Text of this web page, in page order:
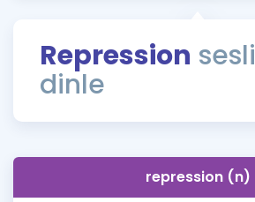
Rehberlik Aracı
ÖSYM Sınav Takvimi
Repression sesli
dinle
repression (n)